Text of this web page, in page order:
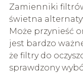
Zamienniki
świetna
Może przynieść
jest bardzo
że filtry do
sprawdzony